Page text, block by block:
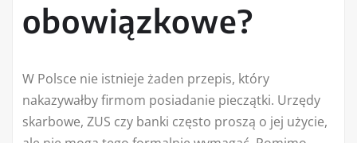
obowiązkowe?
W Polsce nie istnieje żaden przepis, który
nakazywałby firmom posiadanie pieczątki. Urzędy
skarbowe, ZUS czy banki często proszą o jej użycie,